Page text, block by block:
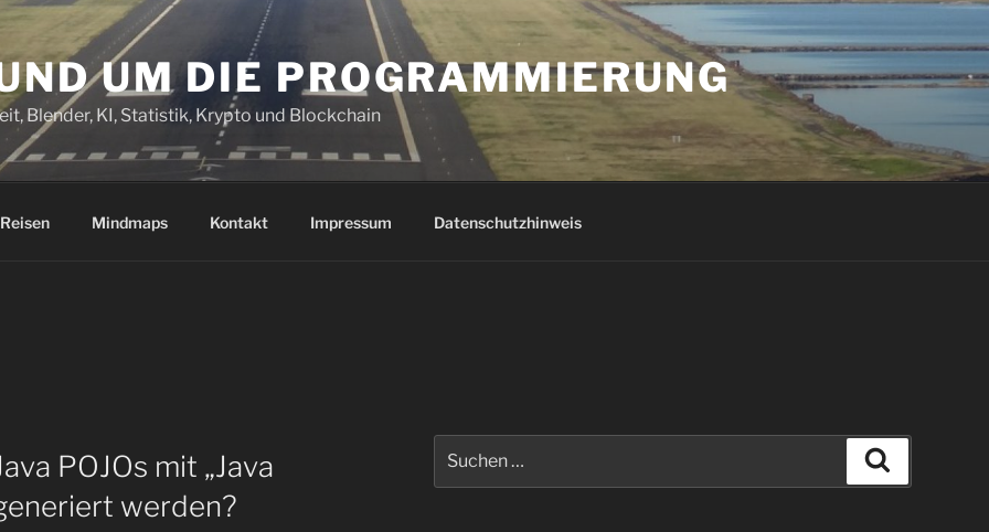
UM DIE PROGRAMMIERUNG
Blender, KI, Statistik, Krypto und Blockchain
Reisen Mindmaps Kontakt Impressum Datenschutzhinweis
POJOs mit „Java
werden?
nach: